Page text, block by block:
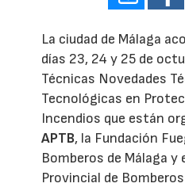
La ciudad de Málaga
días 23, 24 y 25 de
Técnicas Novedades
Tecnológicas en
Incendios que están
APTB, la Fundación
Bomberos de Málaga y
Provincial de